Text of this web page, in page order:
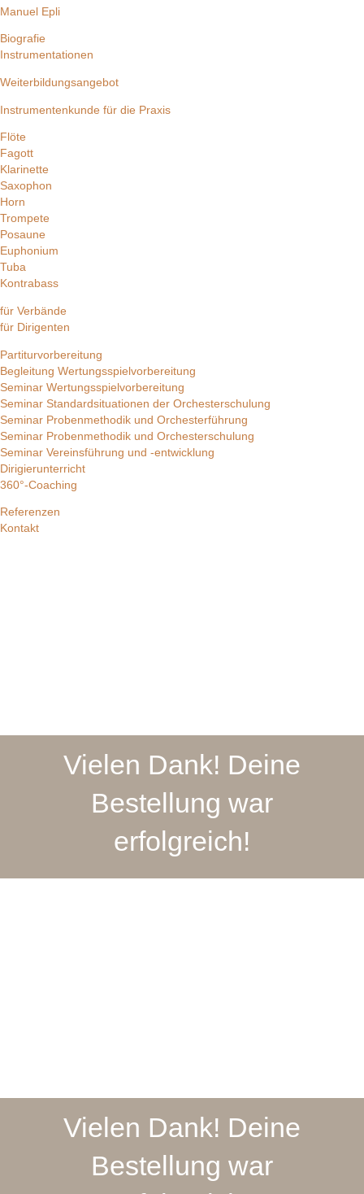
Manuel Epli
Biografie
Instrumentationen
Weiterbildungsangebot
Instrumentenkunde für die Praxis
Flöte
Fagott
Klarinette
Saxophon
Horn
Trompete
Posaune
Euphonium
Tuba
Kontrabass
für Verbände
für Dirigenten
Partiturvorbereitung
Begleitung Wertungsspielvorbereitung
Seminar Wertungsspielvorbereitung
Seminar Standardsituationen der Orchesterschulung
Seminar Probenmethodik und Orchesterführung
Seminar Probenmethodik und Orchesterschulung
Seminar Vereinsführung und -entwicklung
Dirigierunterricht
360°-Coaching
Referenzen
Kontakt
Vielen Dank! Deine
Bestellung war
erfolgreich!
Vielen Dank! Deine
Bestellung war